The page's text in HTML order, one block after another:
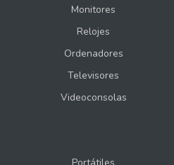
Monitores
Relojes
Ordenadores
Televisores
Videoconsolas